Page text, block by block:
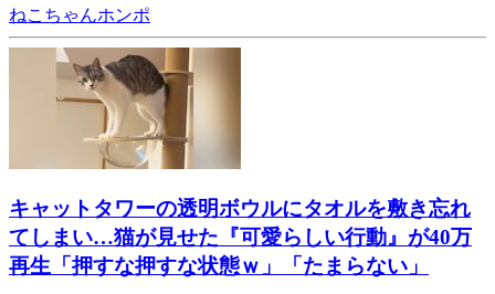
ねこちゃんホンポ
キャットタワーの透明ボウルにタオルを敷き忘れ
てしまい…猫が見せた『可愛らしい行動』が40万
再生「押すな押すな状態ｗ」「たまらない」